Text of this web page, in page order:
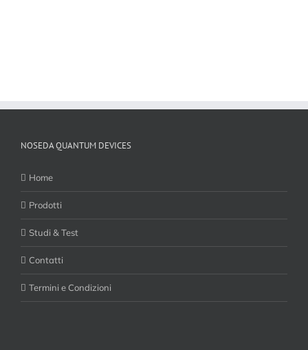
NOSEDA QUANTUM DEVICES
Home
Prodotti
Studi & Test
Contatti
Termini e Condizioni